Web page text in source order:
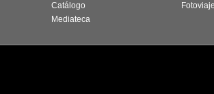
Catálogo
Mediateca